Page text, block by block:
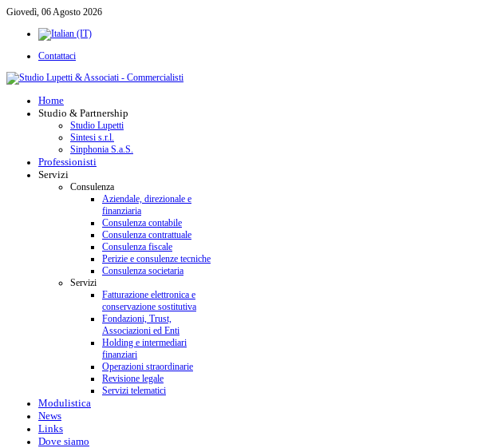
Giovedì, 06 Agosto 2026
Contattaci
Home
Studio & Partnership
Studio Lupetti
Sintesi s.r.l.
Sinphonia S.a.S.
Professionisti
Servizi
Consulenza
Aziendale, direzionale e
finanziaria
Consulenza contabile
Consulenza contrattuale
Consulenza fiscale
Perizie e consulenze tecniche
Consulenza societaria
Servizi
Fatturazione elettronica e
conservazione sostitutiva
Fondazioni, Trust,
Associazioni ed Enti
Holding e intermediari
finanziari
Operazioni straordinarie
Revisione legale
Servizi telematici
Modulistica
News
Links
Dove siamo